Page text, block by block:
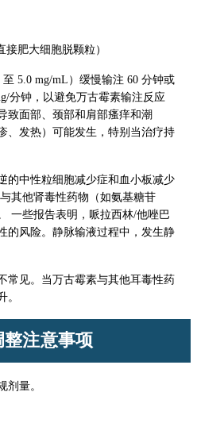
肥大细胞脱颗粒）
5.0 mg/mL）缓慢输注 60 分钟或
分钟，以避免万古霉素输注反应
致面部、颈部和肩部瘙痒和潮
、发热）可能发生，特别当治疗持
的中性粒细胞减少症和血小板减少
其他肾毒性药物（如氨基糖苷
一些报告表明，哌拉西林/他唑巴
的风险。静脉输液过程中，发生静
常见。当万古霉素与其他耳毒性药
。
整注意事项
剂量。